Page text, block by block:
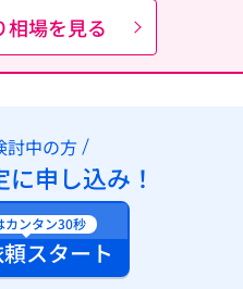
相場を見る
討中の方
申し込み！
カンタン30秒
スタート